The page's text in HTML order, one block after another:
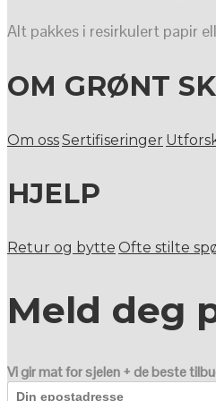
Alt pakkes i resirkulert papir
OM GRØNT
Om ossSertifiseringer
HJELP
Retur og bytte Ofte stilte
Meld deg
Vi gir mat for sjelen + de beste